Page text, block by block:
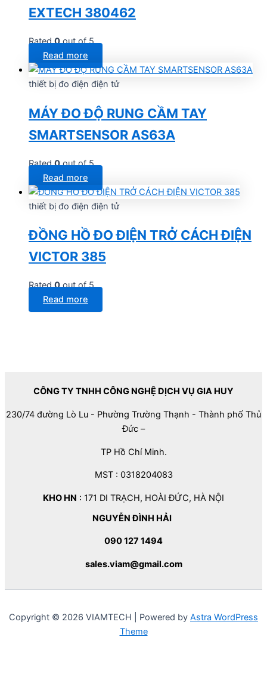
EXTECH 380462
Rated0out of 5
Read more
thiết bị đo điện điện tử
MÁY ĐO ĐỘ RUNG CẦM TAY
SMARTSENSOR AS63A
Rated0out of 5
Read more
thiết bị đo điện điện tử
ĐỒNG HỒ ĐO ĐIỆN TRỞ CÁCH ĐIỆN
VICTOR 385
Rated0out of 5
Read more
CÔNG TY TNHH CÔNG NGHỆ DỊCH VỤ GIA HUY
230/74 đường Lò Lu - Phường Trường Thạnh - Thành phố Thủ
Đức –
TP Hồ Chí Minh.
MST : 0318204083
KHO HN : 171 DI TRẠCH, HOÀI ĐỨC, HÀ NỘI
NGUYỄN ĐÌNH HẢI
090 127 1494
sales.viam@gmail.com
Copyright © 2026 VIAMTECH | Powered by Astra WordPress
Theme